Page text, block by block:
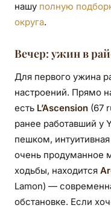
нашу полную
округа.
Вечер: ужин в
Для первого ужина
настроений. Прямо
есть L’Ascension (67
ранее работавший у
пешком,
очень продуманное
ходьбы, находится
Lamon) —
обстановке. Если